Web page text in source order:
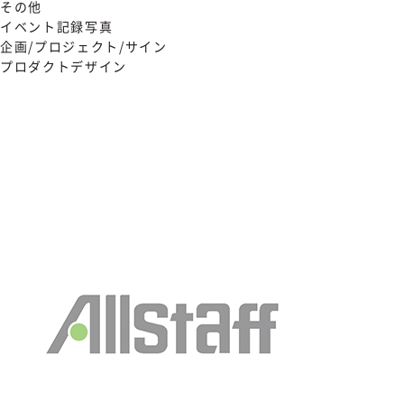
その他
イベント記録写真
企画/プロジェクト/サイン
プロダクトデザイン